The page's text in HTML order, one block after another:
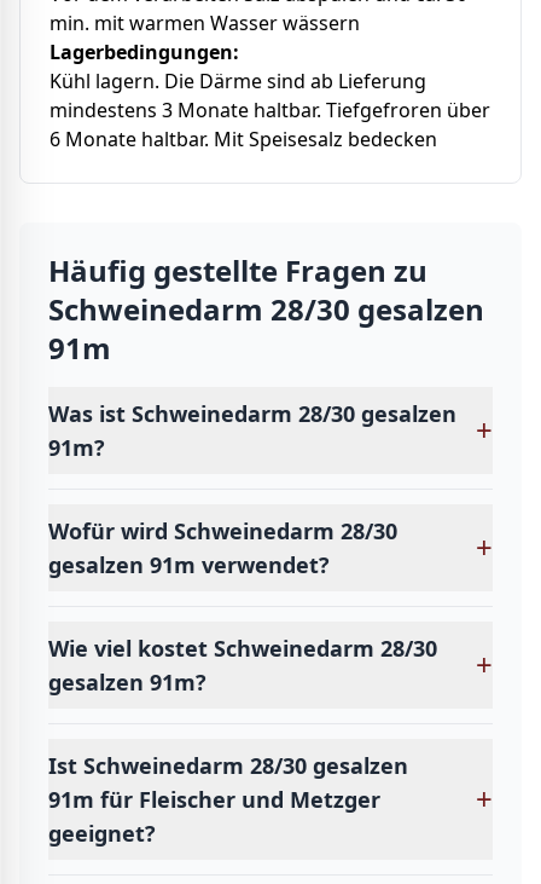
min. mit warmen Wasser wässern
Lagerbedingungen:
Kühl lagern. Die Därme sind ab Lieferung
mindestens 3 Monate haltbar. Tiefgefroren über
6 Monate haltbar. Mit Speisesalz bedecken
Häufig gestellte Fragen zu
Schweinedarm 28/30 gesalzen
91m
Was ist Schweinedarm 28/30 gesalzen
91m?
+
Wofür wird Schweinedarm 28/30
gesalzen 91m verwendet?
+
Wie viel kostet Schweinedarm 28/30
gesalzen 91m?
+
Ist Schweinedarm 28/30 gesalzen
91m für Fleischer und Metzger
geeignet?
+